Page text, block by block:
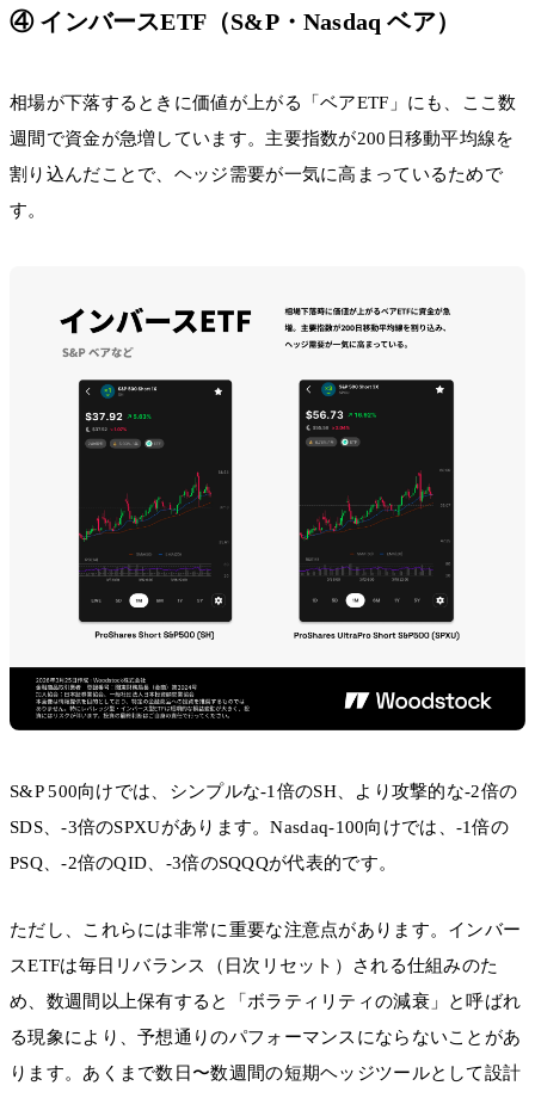
④ インバースETF（S&P・Nasdaq ベア）
相場が下落するときに価値が上がる「ベアETF」にも、ここ数
週間で資金が急増しています。主要指数が200日移動平均線を
割り込んだことで、ヘッジ需要が一気に高まっているためで
す。
S&P 500向けでは、シンプルな-1倍のSH、より攻撃的な-2倍の
SDS、-3倍のSPXUがあります。Nasdaq-100向けでは、-1倍の
PSQ、-2倍のQID、-3倍のSQQQが代表的です。
ただし、これらには非常に重要な注意点があります。インバー
スETFは毎日リバランス（日次リセット）される仕組みのた
め、数週間以上保有すると「ボラティリティの減衰」と呼ばれ
る現象により、予想通りのパフォーマンスにならないことがあ
ります。あくまで数日〜数週間の短期ヘッジツールとして設計